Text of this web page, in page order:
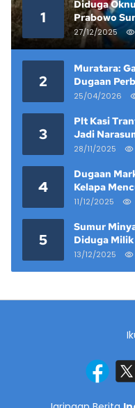
1
Diduga
Prabowo
Lahan yang
27/12/2025
2
Muratara:
Dugaan
Kandung
25/04/2026
3
Plt Kasi
Jadi
dan Narkoba
28/11/2025
4
Dugaan
Kelapa
Sorotan
11/12/2025
5
Sumur
Diduga Milik
Tewas
13/12/2025